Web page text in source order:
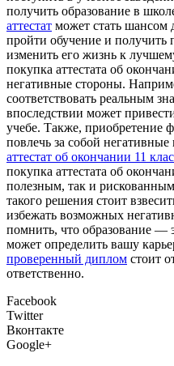
получить образование в
аттестат может стать шансом
пройти обучение и получить
изменить его жизнь к
покупка аттестата об
негативные стороны.
соответствовать реальным
впоследствии может
учебе. Также, приобретение
повлечь за собой негативные
аттестат об окончании 11
покупка аттестата об
полезным, так и
такого решения стоит
избежать возможных
помнить, что образование —
может определить вашу
проверенный диплом стоит
ответственно.
Facebook
Twitter
Вконтакте
Google+